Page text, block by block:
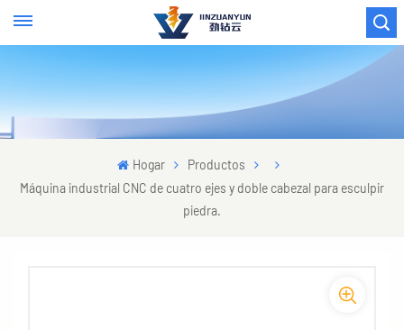
Hogar
Productos
Máquina industrial CNC de cuatro ejes y doble cabezal para esculpir
piedra.